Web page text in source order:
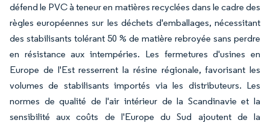
défend le PVC à teneur en matières recyclées dans le cadre des
règles européennes sur les déchets d'emballages, nécessitant
des stabilisants tolérant 50 % de matière rebroyée sans perdre
en résistance aux intempéries. Les fermetures d'usines en
Europe de l'Est resserrent la résine régionale, favorisant les
volumes de stabilisants importés via les distributeurs. Les
normes de qualité de l'air intérieur de la Scandinavie et la
sensibilité aux coûts de l'Europe du Sud ajoutent de la